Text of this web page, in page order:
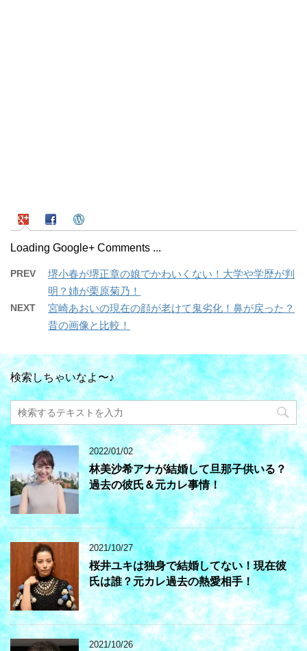
Loading Google+ Comments ...
PREV
堺小春が堺正章の娘でかわいくない！大学や学歴が判
明？姉が栗原菊乃！
NEXT
宮崎あおいの現在の顔が老けて鬼劣化！鼻が戻った？
昔の画像と比較！
検索しちゃいなよ〜♪
2022/01/02
林美沙希アナが結婚して旦那子供いる？
過去の彼氏＆元カレ事情！
2021/10/27
桜井ユキは独身で結婚してない！現在彼
氏は誰？元カレ過去の熱愛相手！
2021/10/26